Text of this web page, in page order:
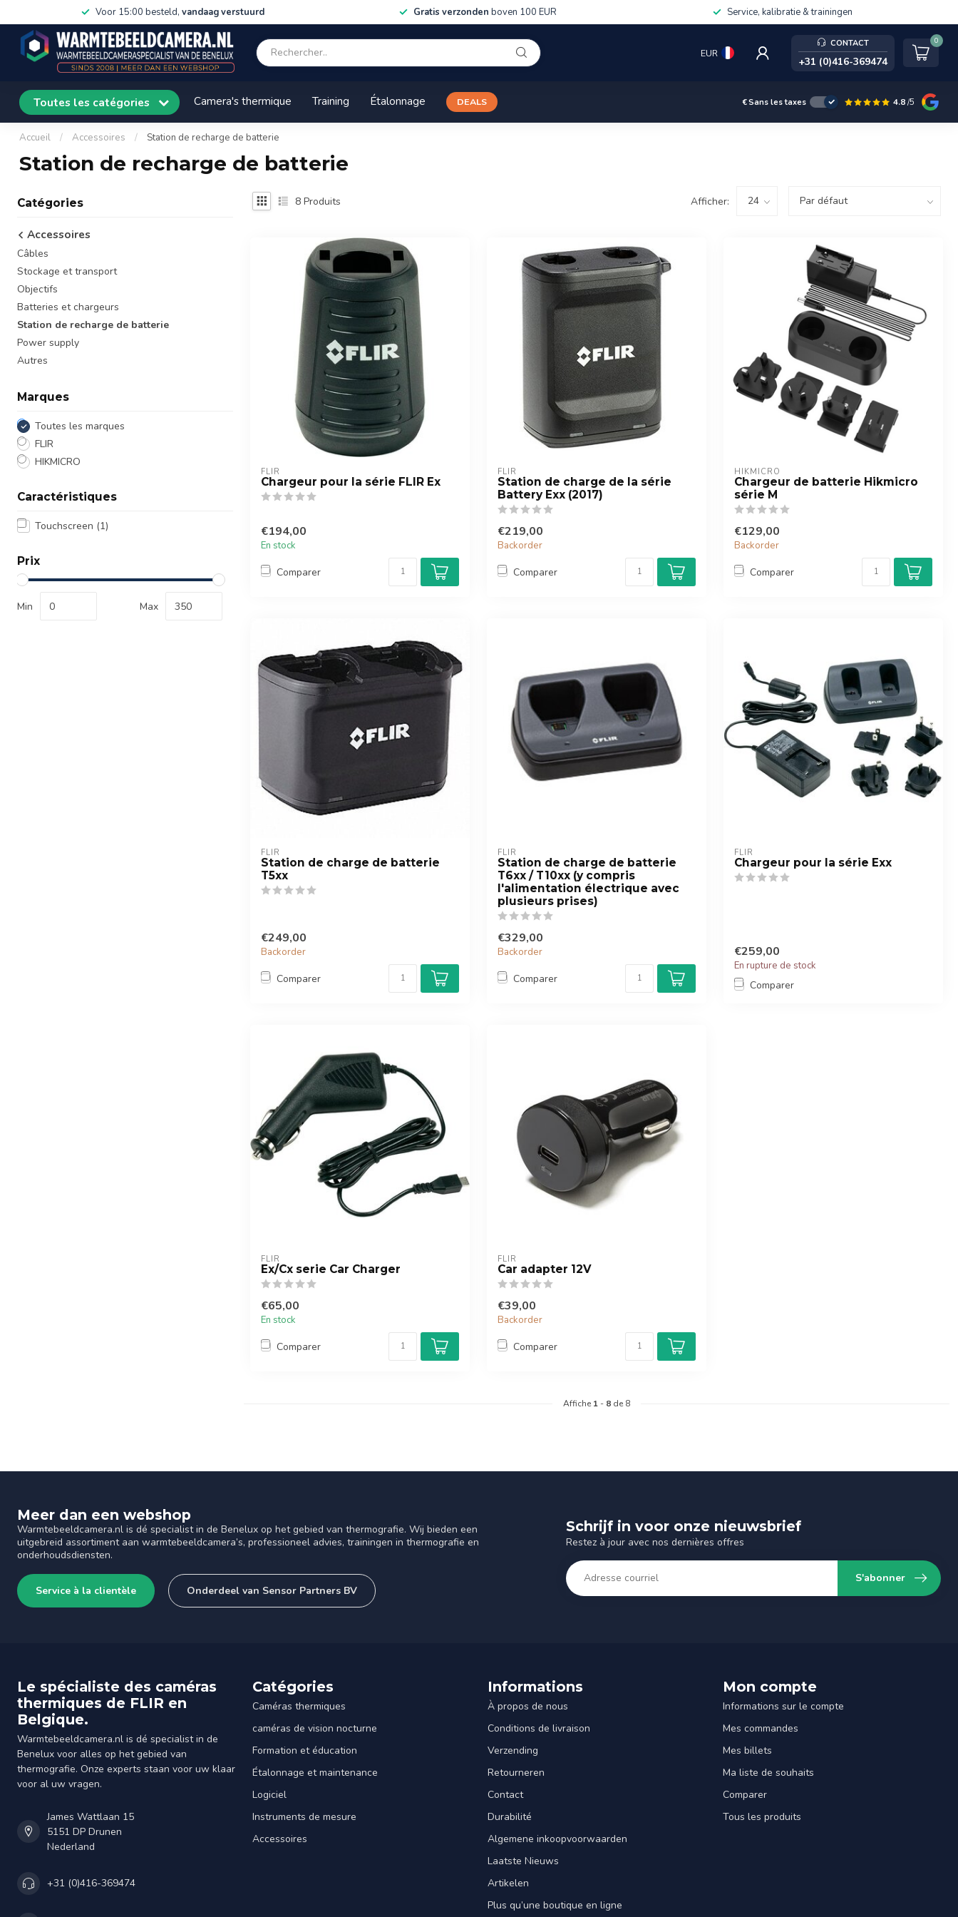
Voor 15:00 besteld, vandaag verstuurd Gratis verzonden boven 100 EUR Service, kalibratie & trainingen
EUR
CONTACT
+31 (0)416-369474
0
Toutes les catégories Camera's thermique Training Étalonnage DEALS €Sans les taxes 4.8/5
Accueil / Accessoires / Station de recharge de batterie
Station de recharge de batterie
Catégories
Accessoires
Câbles
Stockage et transport
Objectifs
Batteries et chargeurs
Station de recharge de batterie
Power supply
Autres
Marques
Toutes les marques
FLIR
HIKMICRO
Caractéristiques
Touchscreen (1)
Prix
Min Max
8 Produits Afficher:
FLIR
Chargeur pour la série FLIR Ex
€194,00
En stock
Comparer
FLIR
Station de charge de la série
Battery Exx (2017)
€219,00
Backorder
Comparer
HIKMICRO
Chargeur de batterie Hikmicro
série M
€129,00
Backorder
Comparer
FLIR
Station de charge de batterie
T5xx
€249,00
Backorder
Comparer
FLIR
Station de charge de batterie
T6xx / T10xx (y compris
l'alimentation électrique avec
plusieurs prises)
€329,00
Backorder
Comparer
FLIR
Chargeur pour la série Exx
€259,00
En rupture de stock
Comparer
FLIR
Ex/Cx serie Car Charger
€65,00
En stock
Comparer
FLIR
Car adapter 12V
€39,00
Backorder
Comparer
Affiche 1 - 8 de 8
Meer dan een webshop
Warmtebeeldcamera.nl is dé specialist in de Benelux op het gebied van thermografie. Wij bieden een
uitgebreid assortiment aan warmtebeeldcamera’s, professioneel advies, trainingen in thermografie en
onderhoudsdiensten.
Service à la clientèle Onderdeel van Sensor Partners BV
Schrijf in voor onze nieuwsbrief
Restez à jour avec nos dernières offres
S'abonner
Le spécialiste des caméras
thermiques de FLIR en
Belgique.
Warmtebeeldcamera.nl is dé specialist in de
Benelux voor alles op het gebied van
thermografie. Onze experts staan voor uw klaar
voor al uw vragen.
James Wattlaan 15
5151 DP Drunen
Nederland
+31 (0)416-369474
Catégories
Caméras thermiques
caméras de vision nocturne
Formation et éducation
Étalonnage et maintenance
Logiciel
Instruments de mesure
Accessoires
Informations
À propos de nous
Conditions de livraison
Verzending
Retourneren
Contact
Durabilité
Algemene inkoopvoorwaarden
Laatste Nieuws
Artikelen
Plus qu’une boutique en ligne
Mon compte
Informations sur le compte
Mes commandes
Mes billets
Ma liste de souhaits
Comparer
Tous les produits